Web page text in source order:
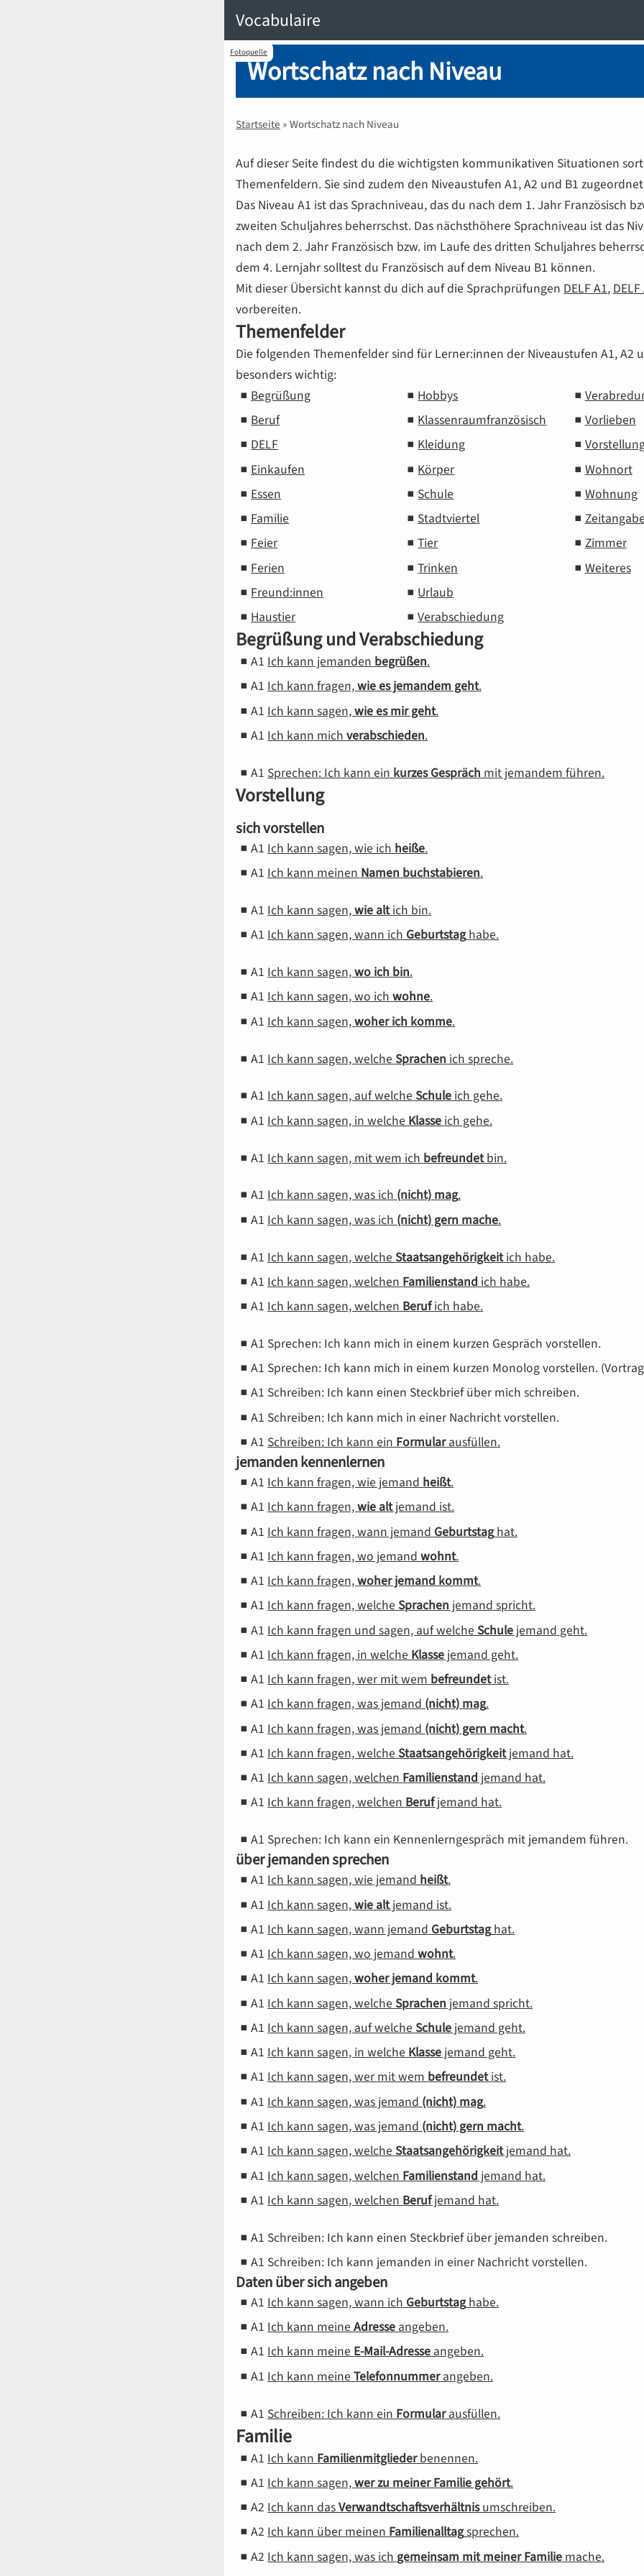
Vocabulaire
Fotoquelle
Wortschatz nach Niveau
Startseite » Wortschatz nach Niveau
Auf dieser Seite findest du die wichtigsten kommunikativen Situationen
Themenfeldern. Sie sind zudem den Niveaustufen A1,A2 und B1
Das Niveau A1 ist das Sprachniveau, das du nach dem 1. Jahr Französisch
zweiten Schuljahres beherrschst. Das nächsthöhere Sprachniveau ist das
nach dem 2. Jahr Französisch bzw. im Laufe des dritten Schuljahres
dem 4. Lernjahr solltest du Französisch auf dem Niveau B1 können.
Mit dieser Übersicht kannst du dich auf die Sprachprüfungen DELFA1, DELF
vorbereiten.
Themenfelder
Die folgenden Themenfelder sind für Lerner:innen der Niveaustufen A1,A2
besonders wichtig:
Begrüßung
Beruf
DELF
Einkaufen
Essen
Familie
Feier
Ferien
Freund:innen
Haustier
Hobbys
Klassenraum­französisch
Kleidung
Körper
Schule
Stadtviertel
Tier
Trinken
Urlaub
Verabschiedung
Vorlieben
Wohnort
Wohnung
Zimmer
Weiteres
Begrüßung und Verabschiedung
A1 Ich kann jemanden begrüßen.
A1 Ich kann fragen,wie es jemandem geht.
A1 Ich kann sagen,wie es mir geht.
A1 Ich kann michverabschieden.
A1 Sprechen: Ich kann ein kurzes Gespräch mit jemandem führen.
Vorstellung
sich vorstellen
A1 Ich kann sagen, wie ich heiße.
A1 Ich kann meinen Namen buchstabieren.
A1 Ich kann sagen,wie altich bin.
A1 Ich kann sagen, wann ich Geburtstaghabe.
A1 Ich kann sagen,wo ich bin.
A1 Ich kann sagen, wo ichwohne.
A1 Ich kann sagen,woher ich komme.
A1 Ich kann sagen, welche Sprachen ich spreche.
A1 Ich kann sagen, auf welche Schule ich gehe.
A1 Ich kann sagen, in welche Klasse ich gehe.
A1 Ich kann sagen, mit wem ich befreundetbin.
A1 Ich kann sagen, was ich (nicht) mag.
A1 Ich kann sagen, was ich (nicht) gern mache.
A1 Ich kann sagen, welche Staatsangehörigkeitich habe.
A1 Ich kann sagen, welchen Familienstand ich habe.
A1 Ich kann sagen, welchen Berufich habe.
A1 Sprechen: Ich kann mich in einem kurzen Gespräch vorstellen.
A1 Sprechen: Ich kann mich in einem kurzen Monolog vorstellen.
A1 Schreiben: Ich kann einen Steckbrief über mich schreiben.
A1 Schreiben: Ich kann mich in einer Nachricht vorstellen.
A1 Schreiben: Ich kann ein Formularausfüllen.
jemanden kennenlernen
A1 Ich kann fragen, wie jemand heißt.
A1 Ich kann fragen,wie altjemand ist.
A1 Ich kann fragen, wann jemand Geburtstaghat.
A1 Ich kann fragen, wo jemandwohnt.
A1 Ich kann fragen,woher jemand kommt.
A1 Ich kann fragen, welche Sprachen jemand spricht.
A1 Ich kann fragen und sagen, auf welche Schule jemand geht.
A1 Ich kann fragen, in welche Klasse jemand geht.
A1 Ich kann fragen, wer mit wem befreundetist.
A1 Ich kann fragen, was jemand (nicht) mag.
A1 Ich kann fragen, was jemand (nicht) gern macht.
A1 Ich kann fragen, welche Staatsangehörigkeitjemand hat.
A1 Ich kann sagen, welchen Familienstand jemand hat.
A1 Ich kann fragen, welchen Berufjemand hat.
A1 Sprechen: Ich kann ein Kennenlerngespräch mit jemandem führen.
über jemanden sprechen
A1 Ich kann sagen, wie jemand heißt.
A1 Ich kann sagen,wie altjemand ist.
A1 Ich kann sagen, wann jemand Geburtstaghat.
A1 Ich kann sagen, wo jemandwohnt.
A1 Ich kann sagen,woher jemand kommt.
A1 Ich kann sagen, welche Sprachen jemand spricht.
A1 Ich kann sagen, auf welche Schule jemand geht.
A1 Ich kann sagen, in welche Klasse jemand geht.
A1 Ich kann sagen, wer mit wem befreundetist.
A1 Ich kann sagen, was jemand (nicht) mag.
A1 Ich kann sagen, was jemand (nicht) gern macht.
A1 Ich kann sagen, welche Staatsangehörigkeitjemand hat.
A1 Ich kann sagen, welchen Familienstand jemand hat.
A1 Ich kann sagen, welchen Berufjemand hat.
A1 Schreiben: Ich kann einen Steckbrief über jemanden schreiben.
A1 Schreiben: Ich kann jemanden in einer Nachricht vorstellen.
Daten über sich angeben
A1 Ich kann sagen, wann ich Geburtstaghabe.
A1 Ich kann meineAdresse angeben.
A1 Ich kann meine E-Mail-Adresse angeben.
A1 Ich kann meineTelefonnummerangeben.
A1 Schreiben: Ich kann ein Formularausfüllen.
Familie
A1 Ich kann Familienmitgliederbenennen.
A1 Ich kann sagen,wer zu meiner Familie gehört.
A2 Ich kann dasVerwandtschaftsverhältnisumschreiben.
A2 Ich kann über meinen Familienalltagsprechen.
A2 Ich kann sagen, was ich gemeinsam mit meiner Familie mache.